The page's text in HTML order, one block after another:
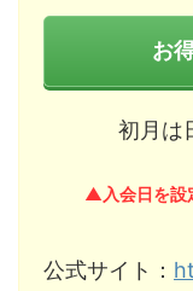
お
初月は
▲入会日を設
公式サイト：